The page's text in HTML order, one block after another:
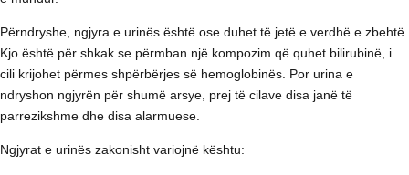
Përndryshe, ngjyra e urinës është ose duhet të jetë e verdhë e zbehtë.
Kjo është për shkak se përmban një kompozim që quhet bilirubinë, i
cili krijohet përmes shpërbërjes së hemoglobinës. Por urina e
ndryshon ngjyrën për shumë arsye, prej të cilave disa janë të
parrezikshme dhe disa alarmuese.
Ngjyrat e urinës zakonisht variojnë kështu: